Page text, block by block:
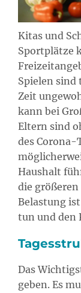
Kitas und
Sportplätze
Spielen sind
Zeit
kann bei
Eltern sind
des Corona-
Haushalt
die größeren
Belastung
tun und den
Das
geben. Es